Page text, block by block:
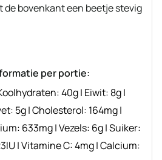
bovenkant een beetje stevig
per portie:
40g| Eiwit: 8g|
5g|Cholesterol: 164mg|
633mg|Vezels: 6g|Suiker:
IU|Vitamine C:4mg|Calcium: